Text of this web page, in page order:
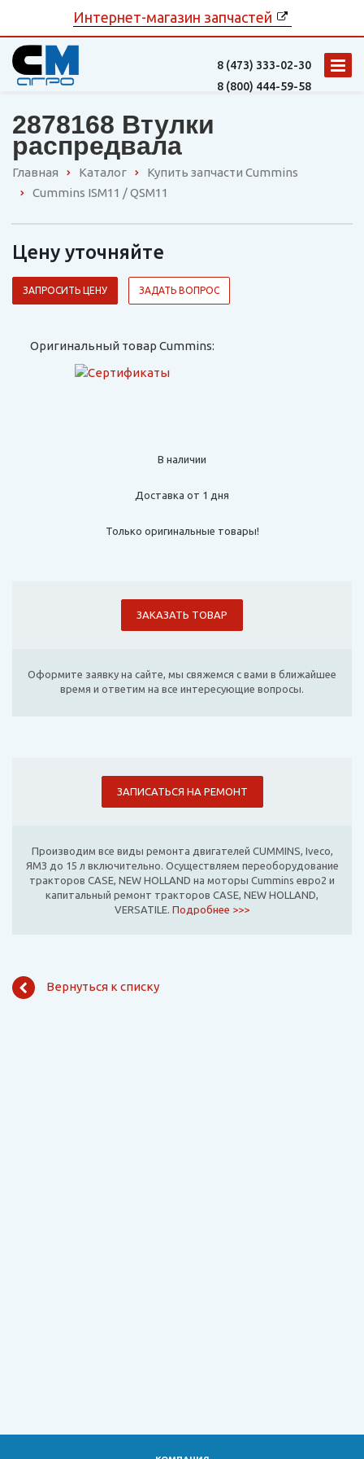
Интернет-магазин запчастей
8 (473) 333-02-30
8 (800) 444-59-58
2878168 Втулки
распредвала
Главная Каталог
Купить запчасти Cummins
Cummins ISM11 / QSM11
Цену уточняйте
ЗАПРОСИТЬ ЦЕНУ ЗАДАТЬ ВОПРОС
Оригинальный товар Cummins:
В наличии
Доставка от 1 дня
Только оригинальные товары!
ЗАКАЗАТЬ ТОВАР
Оформите заявку на сайте, мы свяжемся с вами в ближайшее
время и ответим на все интересующие вопросы.
ЗАПИСАТЬСЯ НА РЕМОНТ
Производим все виды ремонта двигателей CUMMINS, Iveco,
ЯМЗ до 15 л включительно. Осуществляем переоборудование
тракторов CASE, NEW HOLLAND на моторы Cummins евро2 и
капитальный ремонт тракторов CASE, NEW HOLLAND,
VERSATILE. Подробнее >>>
Вернуться к списку